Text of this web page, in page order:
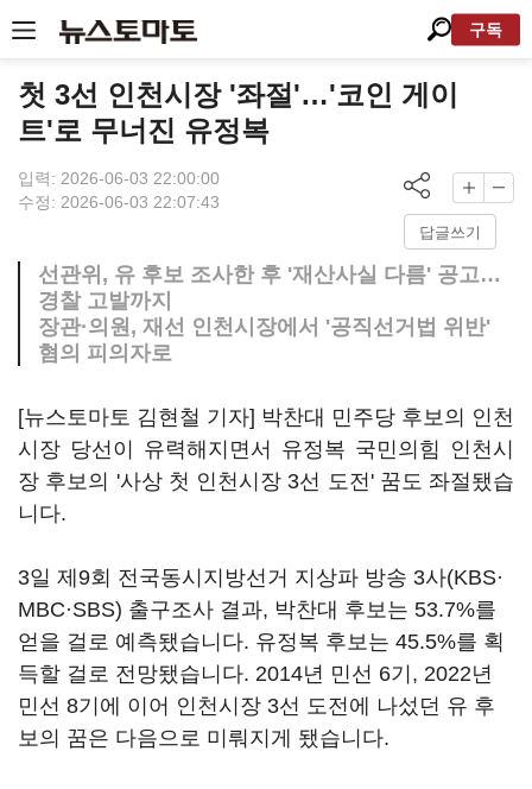
구독
첫 3선 인천시장 '좌절'…'코인 게이
트'로 무너진 유정복
입력: 2026-06-03 22:00:00
수정: 2026-06-03 22:07:43
답글쓰기
선관위, 유 후보 조사한 후 '재산사실 다름' 공고…
경찰 고발까지
장관·의원, 재선 인천시장에서 '공직선거법 위반'
혐의 피의자로
[뉴스토마토 김현철 기자] 박찬대 민주당 후보의 인천
시장 당선이 유력해지면서 유정복 국민의힘 인천시
장 후보의 '사상 첫 인천시장 3선 도전' 꿈도 좌절됐습
니다.
3일 제9회 전국동시지방선거 지상파 방송 3사(KBS·
MBC·SBS) 출구조사 결과, 박찬대 후보는 53.7%를
얻을 걸로 예측됐습니다. 유정복 후보는 45.5%를 획
득할 걸로 전망됐습니다. 2014년 민선 6기, 2022년
민선 8기에 이어 인천시장 3선 도전에 나섰던 유 후
보의 꿈은 다음으로 미뤄지게 됐습니다.